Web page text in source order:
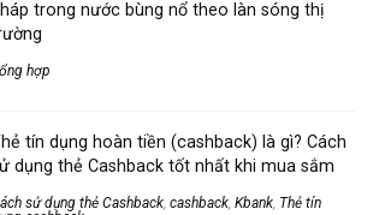
trong nước bùng nổ theo làn sóng thị
hợp
tín dụng hoàn tiền (cashback) là gì? Cách
dụng thẻ Cashback tốt nhất khi mua sắm
sử dụng thẻ Cashback, cashback, Kbank, Thẻ tín